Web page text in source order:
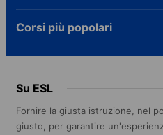
Corsi più popolari
Su ESL
Fornire la giusta istruzione, nel
giusto, per garantire